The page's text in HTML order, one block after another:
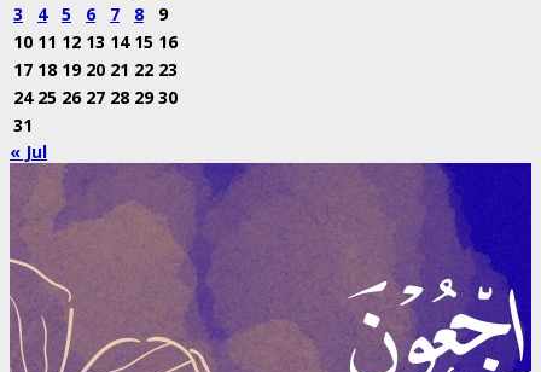
3
4 5 6 7 8
9
10 11 12 13 14 15 16
17 18 19 20 21 22 23
24 25 26 27 28 29 30
31
« Jul